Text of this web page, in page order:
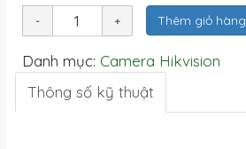
Thêm giỏ hàng
Danh mục: Camera Hikvision
Thông số kỹ thuật